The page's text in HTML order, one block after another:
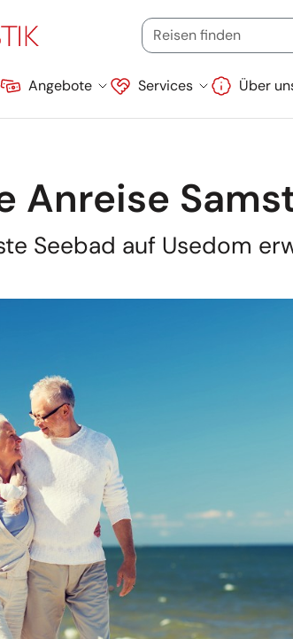
(Ziel, Stichwort
Reisen finden
Angebote Services Über
Anreise
Seebad auf Usedom